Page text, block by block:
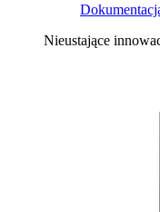
Nieustające